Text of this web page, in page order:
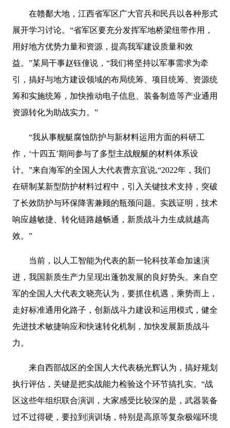
在赣鄱大地，江西省军区广大官兵和民兵以各种形式
展开学习讨论。“省军区要充分发挥军地桥梁纽带作用，
用好地方优势力量和资源，提高我军建设质量和效
益。”某局干事赵钰僮说，“我们将坚持以军事需求为牵
引，搞好与地方建设领域的布局统筹、项目统筹、资源统
筹和实施统筹，加快推动电子信息、装备制造等产业通用
资源转化为助战实力。”
“我从事舰艇腐蚀防护与新材料运用方面的科研工
作，‘十四五’期间参与了多型主战舰艇的材料体系设
计。”来自海军的全国人大代表曹京宜说,“2022年，我们
在研制某新型防护材料过程中，引入关键技术支持，突破
了长效防护与环保降害兼顾的瓶颈问题。实践证明，技术
响应越敏捷、转化链路越畅通，新质战斗力生成就越高
效。”
当前，以人工智能为代表的新一轮科技革命加速演
进，我国新质生产力呈现出蓬勃发展的良好势头。来自空
军的全国人大代表文晓亮认为，要抓住机遇，乘势而上，
走好标准通用化路子，创新战斗力建设和运用模式，健全
先进技术敏捷响应和快速转化机制，加快发展新质战斗
力。
来自西部战区的全国人大代表杨光辉认为，搞好规划
执行评估，关键是把实战能力检验这个环节搞扎实。“战
区这些年组织联合演训，大家感受比较深的是，武器装备
过不过得硬，要拉到演训场，特别是高原等复杂极端环境